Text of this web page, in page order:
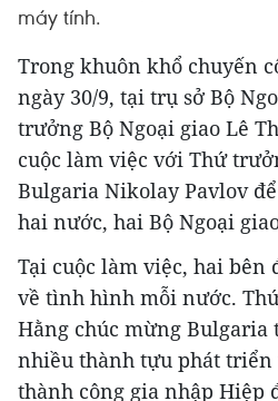
máy tính.
Trong khuôn khổ chuyến
ngày 30/9, tại trụ sở Bộ
trưởng Bộ Ngoại giao Lê
cuộc làm việc với Thứ
Bulgaria Nikolay Pavlov
hai nước, hai Bộ Ngoại
Tại cuộc làm việc, hai bên
về tình hình mỗi nước.
Hằng chúc mừng Bulgaria
nhiều thành tựu phát triển
thành công gia nhập Hiệp